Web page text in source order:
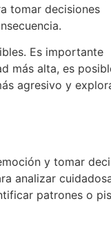
tomar decisiones
Es importante
más alta, es
agresivo y
y tomar
analizar
patrones o